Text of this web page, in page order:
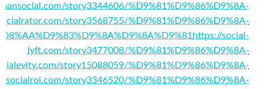
story3344606/%D9%81%D9%86%D9%8A-
story3568755/%D9%81%D9%86%D9%8A-
https://social-
lyft.com/story3477008/%D9%81%D9%86%D9%8A-
story15088059/%D9%81%D9%86%D9%8A-
story3346520/%D9%81%D9%86%D9%8A-